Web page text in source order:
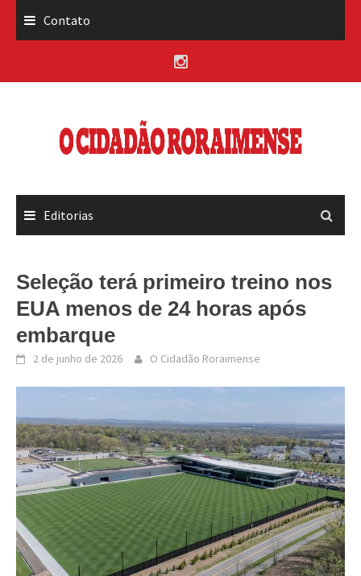
Contato
Editorias
Seleção terá primeiro treino nos
EUA menos de 24 horas após
embarque
2 de junho de 2026 O Cidadão Roraimense